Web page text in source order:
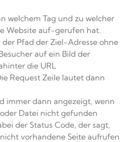
welchem Tag und zu welcher
Website auf-gerufen hat.
der Pfad der Ziel-Adresse ohne
auf ein Bild der
die URL
Request Zeile lautet dann
immer dann angezeigt, wenn
Datei nicht gefunden
der Status Code, der sagt,
vorhandene Seite aufrufen